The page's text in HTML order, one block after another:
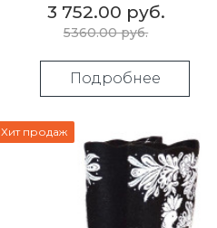
3 752.00 руб.
5360.00 руб.
Подробнее
Хит продаж